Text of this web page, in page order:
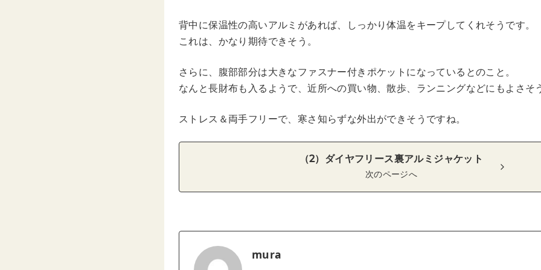
背中に保温性の高いアルミがあれば、しっかり体温をキープしてくれそうです。
これは、かなり期待できそう。
さらに、腹部部分は大きなファスナー付きポケットになっているとのこと。
なんと長財布も入るようで、近所への買い物、散歩、ランニングなどにもよさそ
ストレス＆両手フリーで、寒さ知らずな外出ができそうですね。
（2）ダイヤフリース裏アルミジャケット
次のページへ
mura